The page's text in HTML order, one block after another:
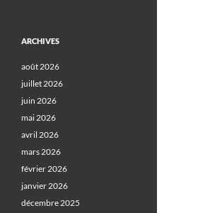
ARCHIVES
août 2026
juillet 2026
juin 2026
mai 2026
avril 2026
mars 2026
février 2026
janvier 2026
décembre 2025